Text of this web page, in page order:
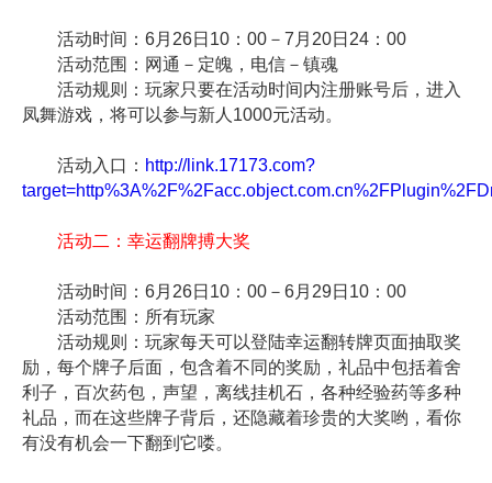
活动时间：6月26日10：00－7月20日24：00
活动范围：网通－定魄，电信－镇魂
活动规则：玩家只要在活动时间内注册账号后，进入
凤舞游戏，将可以参与新人1000元活动。
活动入口： http://link.17173.com?
活动二：幸运翻牌搏大奖
活动时间：6月26日10：00－6月29日10：00
活动范围：所有玩家
活动规则：玩家每天可以登陆幸运翻转牌页面抽取奖
励，每个牌子后面，包含着不同的奖励，礼品中包括着舍
利子，百次药包，声望，离线挂机石，各种经验药等多种
礼品，而在这些牌子背后，还隐藏着珍贵的大奖哟，看你
有没有机会一下翻到它喽。